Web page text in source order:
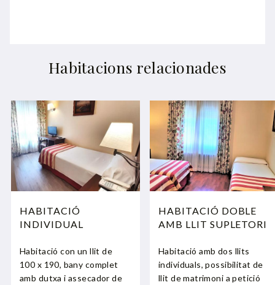
Habitacions relacionades
HABITACIÓ
INDIVIDUAL
Habitació con un llit de
100 x 190, bany complet
amb dutxa i assecador de
HABITACIÓ DOBLE
AMB LLIT SUPLETORI
Habitació amb dos llits
individuals, possibilitat de
llit de matrimoni a petició